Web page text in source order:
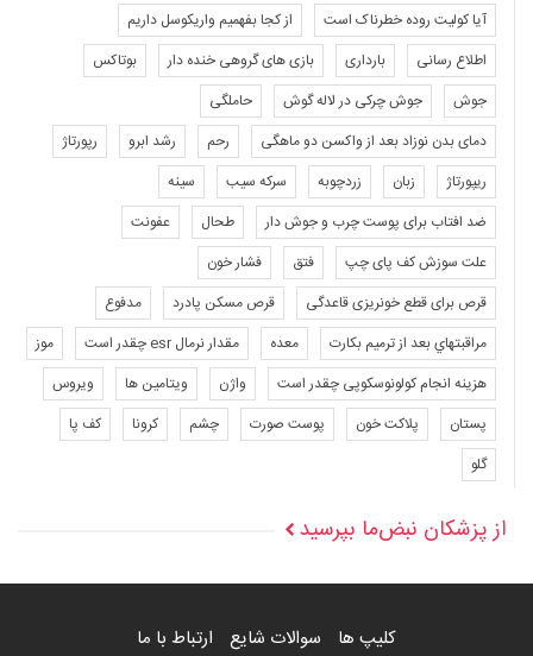
آیا کولیت روده خطرناک است
از کجا بفهمیم واریکوسل داریم
اطلاع رسانی
بارداری بازی های گروهی خنده دار
بوتاکس
جوش
جوش چرکی در لاله گوش
حاملگی
دمای بدن نوزاد بعد از واکسن دو ماهگی
رحم رشد ابرو
رپورتاژ
ریپورتاژ
زبان زردچوبه سرکه سیب
سینه
ضد افتاب برای پوست چرب و جوش دار
طحال
عفونت
علت سوزش کف پای چپ
فتق
فشار خون
قرص برای قطع خونریزی قاعدگی
قرص مسکن پادرد
مدفوع
مراقبتهاي بعد از ترميم بكارت
معده مقدار نرمال esr چقدر است
موز
هزینه انجام کولونوسکوپی چقدر است
واژن ویتامین ها
ویروس
پستان
پلاکت خون پوست صورت چشم کرونا
کف پا
گلو
از پزشکان نبض‌ما بپرسید
کلیپ ها سوالات شایع ارتباط با ما